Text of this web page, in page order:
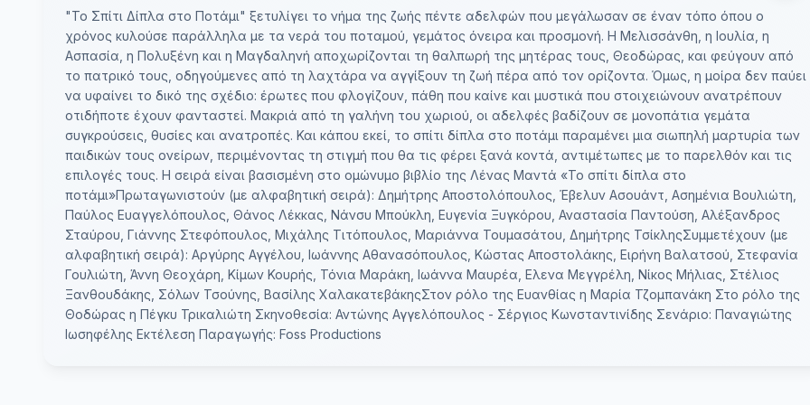
"Το Σπίτι Δίπλα στο Ποτάμι" ξετυλίγει το νήμα της ζωής πέντε αδελφών που μεγάλωσαν σε έναν τόπο όπου ο
χρόνος κυλούσε παράλληλα με τα νερά του ποταμού, γεμάτος όνειρα και προσμονή. Η Μελισσάνθη, η Ιουλία, η
Ασπασία, η Πολυξένη και η Μαγδαληνή αποχωρίζονται τη θαλπωρή της μητέρας τους, Θεοδώρας, και φεύγουν από
το πατρικό τους, οδηγούμενες από τη λαχτάρα να αγγίξουν τη ζωή πέρα από τον ορίζοντα. Όμως, η μοίρα δεν παύει
να υφαίνει το δικό της σχέδιο: έρωτες που φλογίζουν, πάθη που καίνε και μυστικά που στοιχειώνουν ανατρέπουν
οτιδήποτε έχουν φανταστεί. Μακριά από τη γαλήνη του χωριού, οι αδελφές βαδίζουν σε μονοπάτια γεμάτα
συγκρούσεις, θυσίες και ανατροπές. Και κάπου εκεί, το σπίτι δίπλα στο ποτάμι παραμένει μια σιωπηλή μαρτυρία των
παιδικών τους ονείρων, περιμένοντας τη στιγμή που θα τις φέρει ξανά κοντά, αντιμέτωπες με το παρελθόν και τις
επιλογές τους. Η σειρά είναι βασισμένη στο ομώνυμο βιβλίο της Λένας Μαντά «Το σπίτι δίπλα στο
ποτάμι»Πρωταγωνιστούν (με αλφαβητική σειρά): Δημήτρης Αποστολόπουλος, Έβελυν Ασουάντ, Ασημένια Βουλιώτη,
Παύλος Ευαγγελόπουλος, Θάνος Λέκκας, Νάνσυ Μπούκλη, Ευγενία Ξυγκόρου, Αναστασία Παντούση, Αλέξανδρος
Σταύρου, Γιάννης Στεφόπουλος, Μιχάλης Τιτόπουλος, Μαριάννα Τουμασάτου, Δημήτρης ΤσίκληςΣυμμετέχουν (με
αλφαβητική σειρά): Αργύρης Αγγέλου, Ιωάννης Αθανασόπουλος, Κώστας Αποστολάκης, Ειρήνη Βαλατσού, Στεφανία
Γουλιώτη, Άννη Θεοχάρη, Κίμων Κουρής, Τόνια Μαράκη, Ιωάννα Μαυρέα, Eλενα Μεγγρέλη, Νίκος Μήλιας, Στέλιος
Ξανθουδάκης, Σόλων Τσούνης, Βασίλης ΧαλακατεβάκηςΣτον ρόλο της Ευανθίας η Μαρία Τζομπανάκη Στο ρόλο της
Θοδώρας η Πέγκυ Τρικαλιώτη Σκηνοθεσία: Αντώνης Αγγελόπουλος - Σέργιος Κωνσταντινίδης Σενάριο: Παναγιώτης
Ιωσηφέλης Εκτέλεση Παραγωγής: Foss Productions